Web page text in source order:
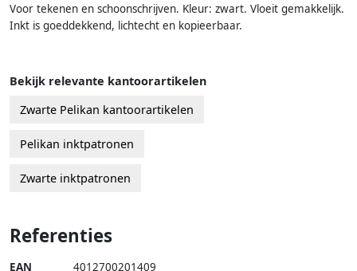
Voor tekenen en schoonschrijven. Kleur: zwart. Vloeit gemakkelijk.
Inkt is goeddekkend, lichtecht en kopieerbaar.
Bekijk relevante kantoorartikelen
Zwarte Pelikan kantoorartikelen
Pelikan inktpatronen
Zwarte inktpatronen
Referenties
EAN 4012700201409